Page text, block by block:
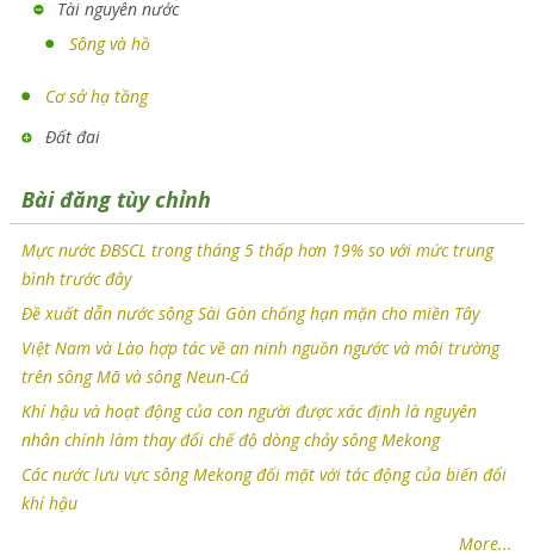
Tài nguyên nước
Sông và hồ
Cơ sở hạ tầng
Đất đai
Bài đăng tùy chỉnh
Mực nước ĐBSCL trong tháng 5 thấp hơn 19% so với mức trung
bình trước đây
Đề xuất dẫn nước sông Sài Gòn chống hạn mặn cho miền Tây
Việt Nam và Lào hợp tác về an ninh nguồn ngước và môi trường
trên sông Mã và sông Neun-Cả
Khí hậu và hoạt động của con người được xác định là nguyên
nhân chính làm thay đổi chế độ dòng chảy sông Mekong
Các nước lưu vực sông Mekong đối mặt với tác động của biến đổi
khí hậu
More...